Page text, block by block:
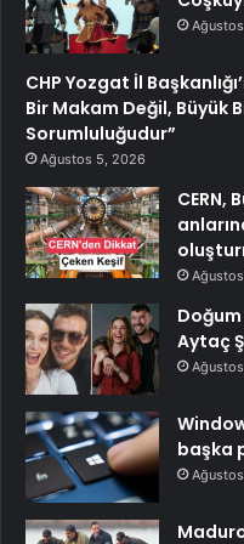
CHP Yozgat İl
Bir Makam Değil, Büyük
Sorumluluğudur”
Ağustos 5, 2026
CERN,
Aytaç
başka